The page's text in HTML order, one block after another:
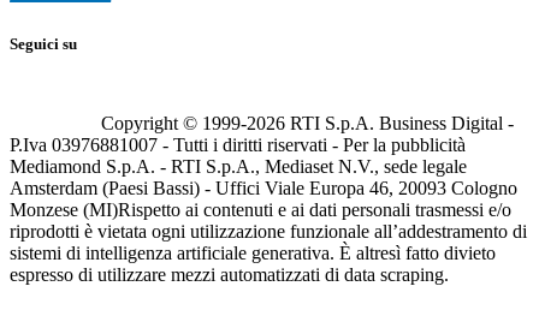
Seguici su
Copyright © 1999-2026 RTI S.p.A. Business Digital -
P.Iva 03976881007 - Tutti i diritti riservati - Per la pubblicità
Mediamond S.p.A. - RTI S.p.A., Mediaset N.V., sede legale
Amsterdam (Paesi Bassi) - Uffici Viale Europa 46, 20093 Cologno
Monzese (MI)Rispetto ai contenuti e ai dati personali trasmessi e/o
riprodotti è vietata ogni utilizzazione funzionale all’addestramento di
sistemi di intelligenza artificiale generativa. È altresì fatto divieto
espresso di utilizzare mezzi automatizzati di data scraping.